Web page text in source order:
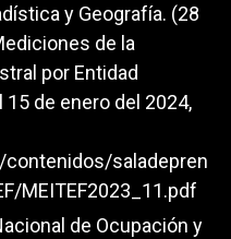
y Geografía. (28
de la
por Entidad
15 de enero del 2024,
saladepren
MEITEF2023_11.pdf
de Ocupación y